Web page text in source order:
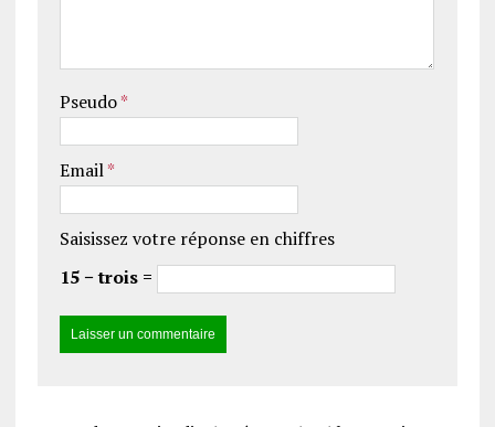
Pseudo*
Email*
Saisissez votre réponse en chiffres
15 − trois =